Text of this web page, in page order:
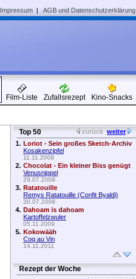
Impressum | AGB und Datenschutzerklärung
Film-Liste Zufallsrezept Kino-Snacks
zurück weiter
Top 50
1. Loriot - Sein großes Sketch-Archiv
Kosakenzipfel
11.11.2008
2. Chocolat - Ein kleiner Biss genügt
Venusnippel
29.07.2008
3. Ratatouille
Remys Ratatouille (Confit Byaldi)
30.07.2008
4. Dahoam is dahoam
Kartoffelzwuler
05.11.2009
5. Kokowääh
Coq au Vin
14.11.2011
Rezept der Woche